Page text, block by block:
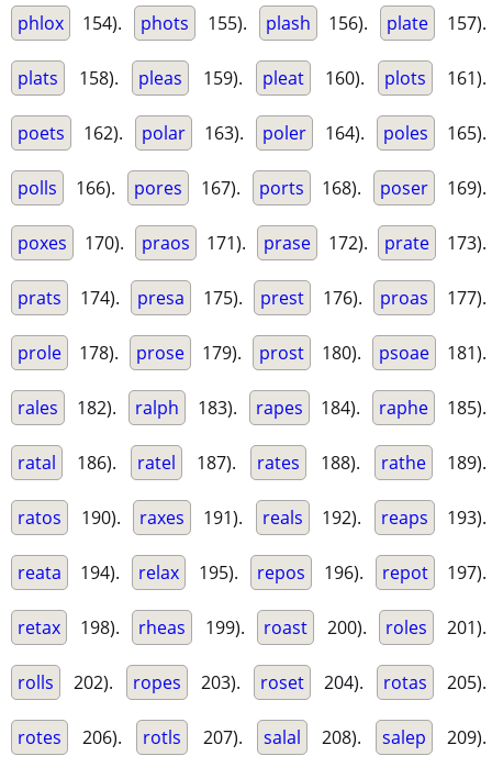
phlox 154). phots 155). plash 156). plate 157).
plats 158). pleas 159). pleat 160). plots 161).
poets 162). polar 163). poler 164). poles 165).
polls 166). pores 167). ports 168). poser 169).
poxes 170). praos 171). prase 172). prate 173).
prats 174). presa 175). prest 176). proas 177).
prole 178). prose 179). prost 180). psoae 181).
rales 182). ralph 183). rapes 184). raphe 185).
ratal 186). ratel 187). rates 188). rathe 189).
ratos 190). raxes 191). reals 192). reaps 193).
reata 194). relax 195). repos 196). repot 197).
retax 198). rheas 199). roast 200). roles 201).
rolls 202). ropes 203). roset 204). rotas 205).
rotes 206). rotls 207). salal 208). salep 209).